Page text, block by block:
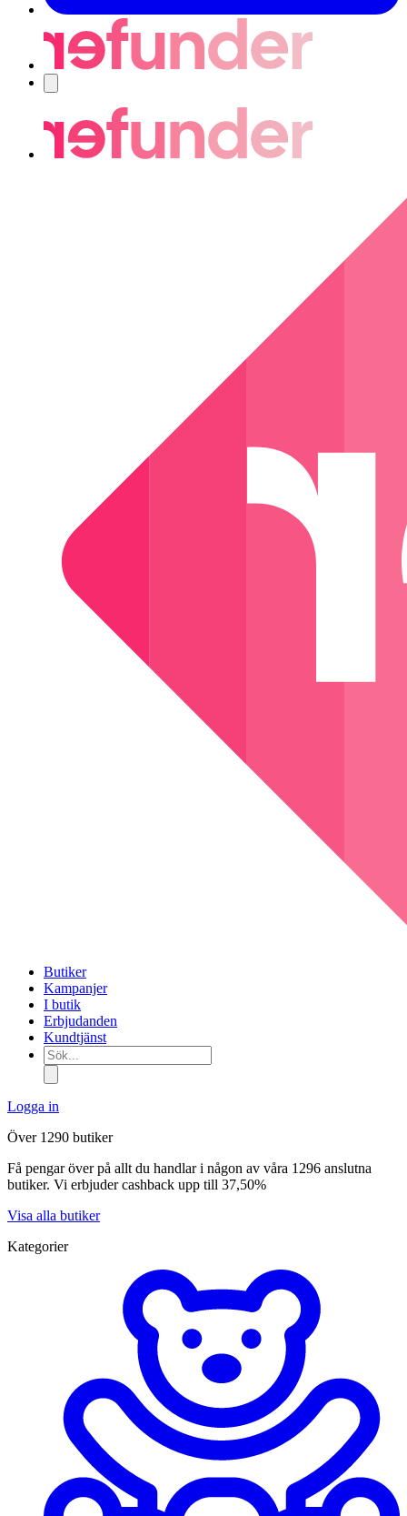
Butiker
Kampanjer
I butik
Erbjudanden
Kundtjänst
Sök...
Logga in
Över 1290 butiker
Få pengar över på allt du handlar i någon av våra 1296 anslutna
butiker. Vi erbjuder cashback upp till 37,50%
Visa alla butiker
Kategorier